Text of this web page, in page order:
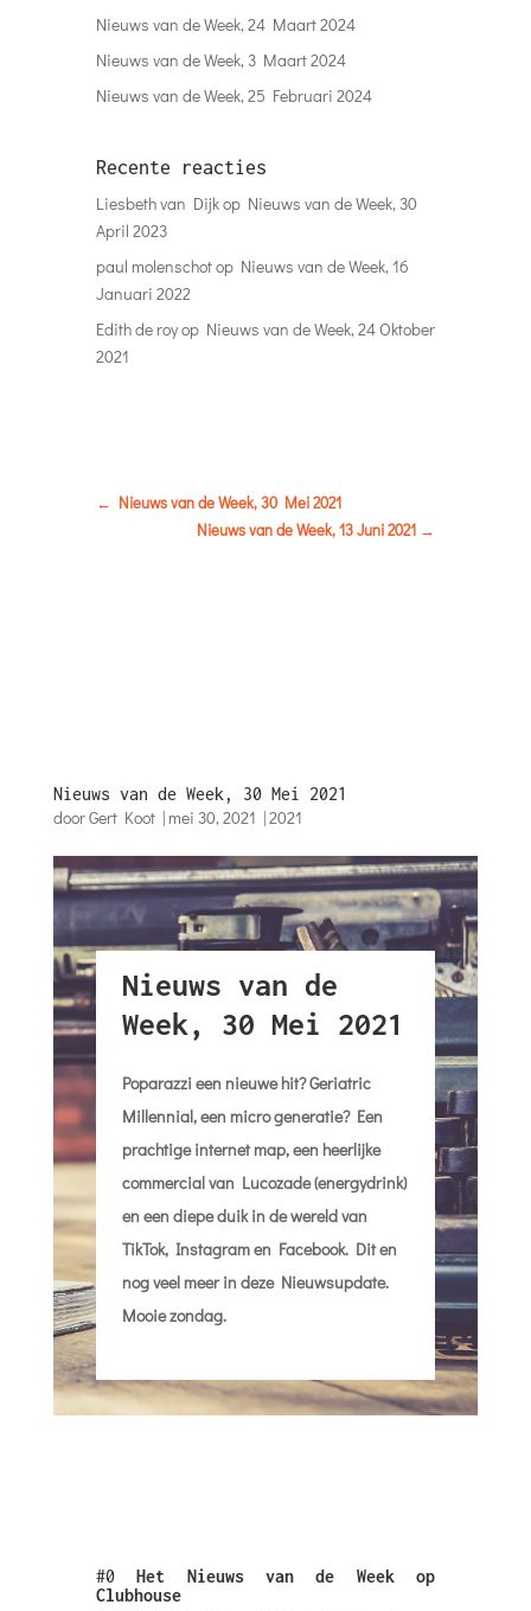
Nieuws van de Week, 24 Maart 2024
Nieuws van de Week, 3 Maart 2024
Nieuws van de Week, 25 Februari 2024
Recente reacties
Liesbeth van Dijkop Nieuws van de Week, 30
April 2023
paul molenschotop Nieuws van de Week, 16
Januari 2022
Edith de royop Nieuws van de Week, 24 Oktober
2021
← Nieuws van de Week, 30 Mei 2021
Nieuws van de Week, 13 Juni 2021 →
Nieuws van de Week, 30 Mei 2021
doorGert Koot| mei 30, 2021 |2021
Nieuws van de
Week, 30 Mei 2021
Poparazzi een nieuwe hit? Geriatric
Millennial, een micro generatie? Een
prachtige internet map, een heerlijke
commercial van Lucozade (energydrink)
en een diepe duik in de wereld van
TikTok, Instagram en Facebook. Dit en
nog veel meer in deze Nieuwsupdate.
Mooie zondag.
#0Het Nieuws van de Week op
Clubhouse